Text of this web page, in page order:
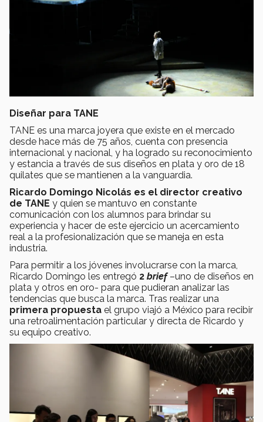
Diseñar para TANE
TANE es una marca joyera que existe en el mercado
desde hace más de 75 años, cuenta con presencia
internacional y nacional, y ha logrado su reconocimiento
y estancia a través de sus diseños en plata y oro de 18
quilates que se mantienen a la vanguardia.
Ricardo Domingo Nicolás es el director creativo
de TANE y quien se mantuvo en constante
comunicación con los alumnos para brindar su
experiencia y hacer de este ejercicio un acercamiento
real a la profesionalización que se maneja en esta
industria.
Para permitir a los jóvenes involucrarse con la marca,
Ricardo Domingo les entregó 2 brief–uno de diseños en
plata y otros en oro- para que pudieran analizar las
tendencias que busca la marca. Tras realizar una
primera propuesta el grupo viajó a México para recibir
una retroalimentación particular y directa de Ricardo y
su equipo creativo.